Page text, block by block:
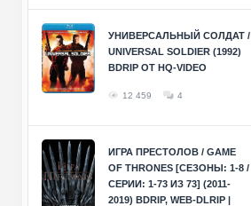
УНИВЕРСАЛЬНЫЙ СОЛДАТ /
UNIVERSAL SOLDIER (1992)
BDRIP ОТ HQ-VIDEO
12 459 4
ИГРА ПРЕСТОЛОВ / GAME
OF THRONES [СЕЗОНЫ: 1-8 /
СЕРИИ: 1-73 ИЗ 73] (2011-
2019) BDRIP, WEB-DLRIP |